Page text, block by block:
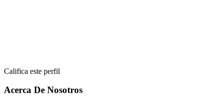
Califica este perfil
Acerca De Nosotros